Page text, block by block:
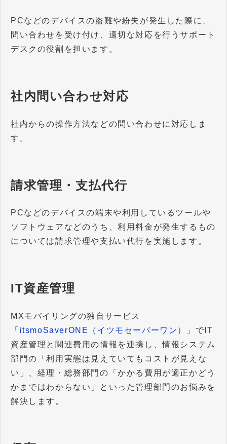
PCなどのデバイスの盗難や紛失が発生した際に、
問い合わせを受け付け、適切な対応を行うサポート
デスクの役割を担います。
社内問い合わせ対応
社内からの操作方法などの問い合わせに対応しま
す。
請求管理・支払代行
PCなどのデバイスの端末や利用しているツールや
ソフトウェアなどのうち、利用料金が発生するもの
については請求管理や支払い代行を実施します。
IT資産管理
MXモバイリングの独自サービス
「 itsmoSaverONE（イツモセーバーワン）
」でIT
資産管理と関連費用の情報を連携し、情報システム
部門の「利用実態は見えていてもコストが見えな
い」、経理・総務部門の「かかる費用が適正かどう
かまではわからない」といった管理部門のお悩みを
解決します。